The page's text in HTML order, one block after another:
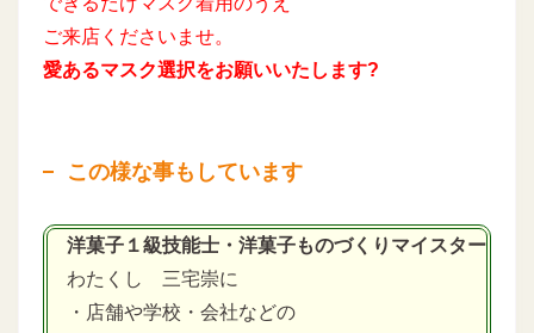
ご来店くださいませ。
愛あるマスク選択をお願いいたします?
この様な事もしています
洋菓子１級技能士・洋菓子ものづくりマイスター
わたくし 三宅崇に
・店舗や学校・会社などの